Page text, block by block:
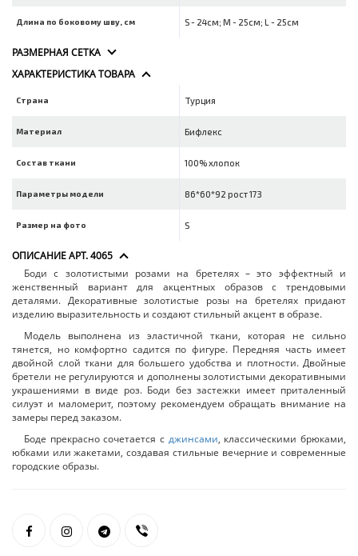
Длина по боковому шву, см S - 24см; M - 25см; L - 25см
РАЗМЕРНАЯ СЕТКА
ХАРАКТЕРИСТИКА ТОВАРА
Страна Турция
Материал Бифлекс
Состав ткани 100% хлопок
Параметры модели 86*60*92 рост 173
Размер на фото S
ОПИСАНИЕ АРТ. 4065
Боди с золотистыми розами на бретелях – это эффектный и
женственный вариант для акцентных образов с трендовыми
деталями. Декоративные золотистые розы на бретелях придают
изделию выразительность и создают стильный акцент в образе.
Модель выполнена из эластичной ткани, которая не сильно
тянется, но комфортно садится по фигуре. Передняя часть имеет
двойной слой ткани для большего удобства и плотности. Двойные
бретели не регулируются и дополнены золотистыми декоративными
украшениями в виде роз. Боди без застежки имеет приталенный
силуэт и маломерит, поэтому рекомендуем обращать внимание на
замеры перед заказом.
Боде прекрасно сочетается с джинсами, классическими брюками,
юбками или жакетами, создавая стильные вечерние и современные
городские образы.